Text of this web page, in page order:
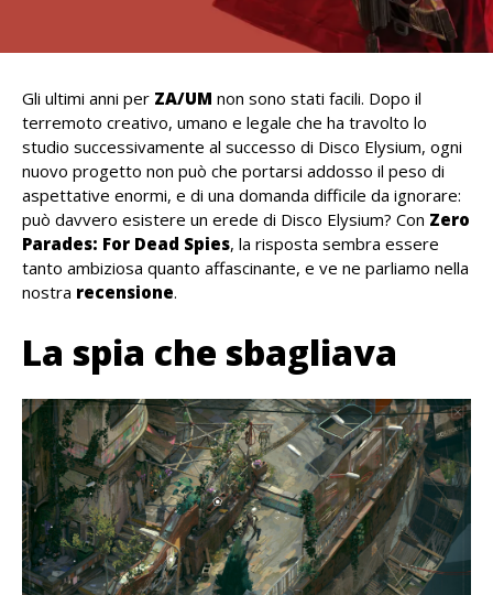
Gli ultimi anni per ZA/UM non sono stati facili. Dopo il
terremoto creativo, umano e legale che ha travolto lo
studio successivamente al successo di Disco Elysium, ogni
nuovo progetto non può che portarsi addosso il peso di
aspettative enormi, e di una domanda difficile da ignorare:
può davvero esistere un erede di Disco Elysium? Con Zero
Parades: For Dead Spies, la risposta sembra essere
tanto ambiziosa quanto affascinante, e ve ne parliamo nella
nostra recensione.
La spia che sbagliava